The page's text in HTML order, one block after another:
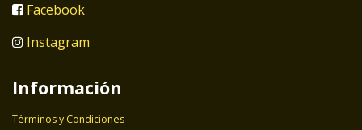
Facebook
Instagram
Información
Términos y Condiciones